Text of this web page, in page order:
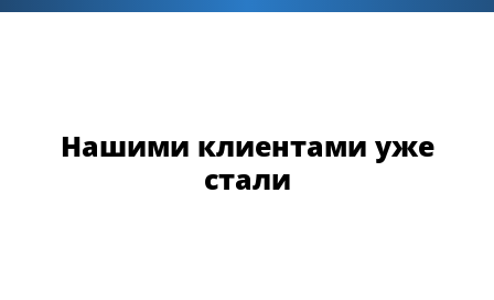
Нашими клиентами уже
стали